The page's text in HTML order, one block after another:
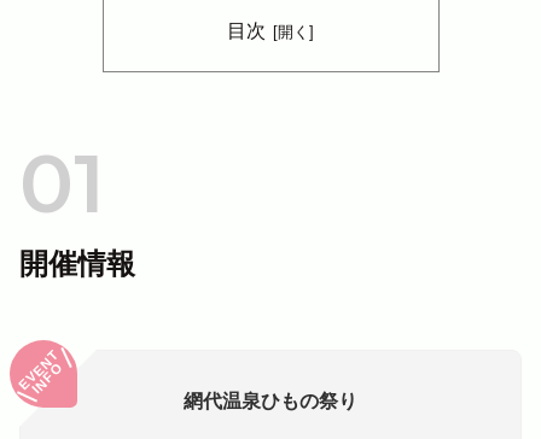
目次
開催情報
EVENT
INFO
網代温泉ひもの祭り